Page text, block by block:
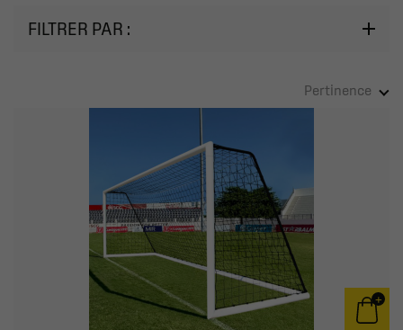
FILTRER PAR :
Pertinence